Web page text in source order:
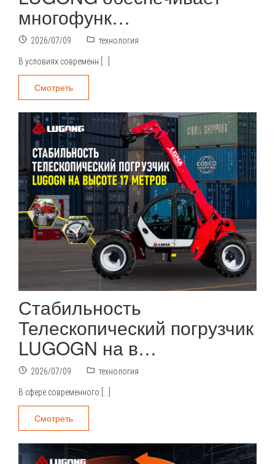
многофунк…
2026/07/09 технология
В условиях современн […]
Смотреть
Стабильность
Телескопический погрузчик
LUGOGN на в…
2026/07/09 технология
В сфере современного […]
Смотреть